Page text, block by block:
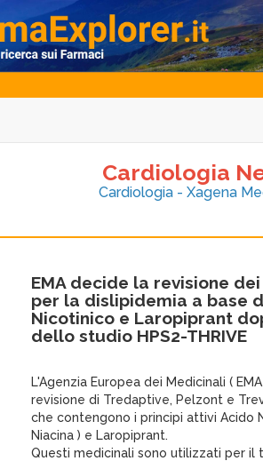
Cardiologia
Cardiologia - Xagena
EMA decide la revisione
per la dislipidemia a base
Nicotinico e Laropiprant
dello studio HPS2-THRIVE
L'Agenzia Europea dei Medicinali (
revisione di Tredaptive, Pelzont e
che contengono i principi attivi Acido
Niacina ) e Laropiprant.
Questi medicinali sono utilizzati per il